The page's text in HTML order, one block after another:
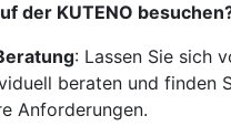
der KUTENO
: Lassen Sie sich
beraten und finden
Anforderungen.